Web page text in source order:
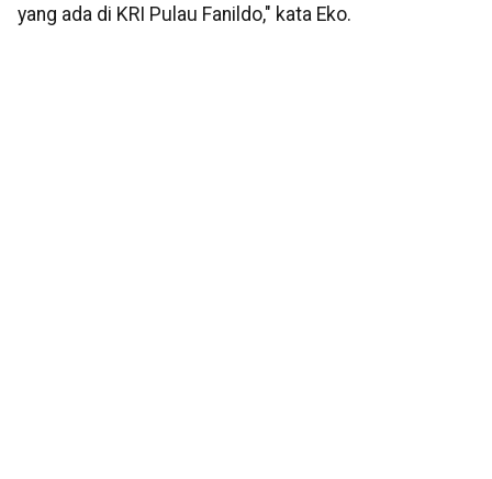
yang ada di KRI Pulau Fanildo," kata Eko.